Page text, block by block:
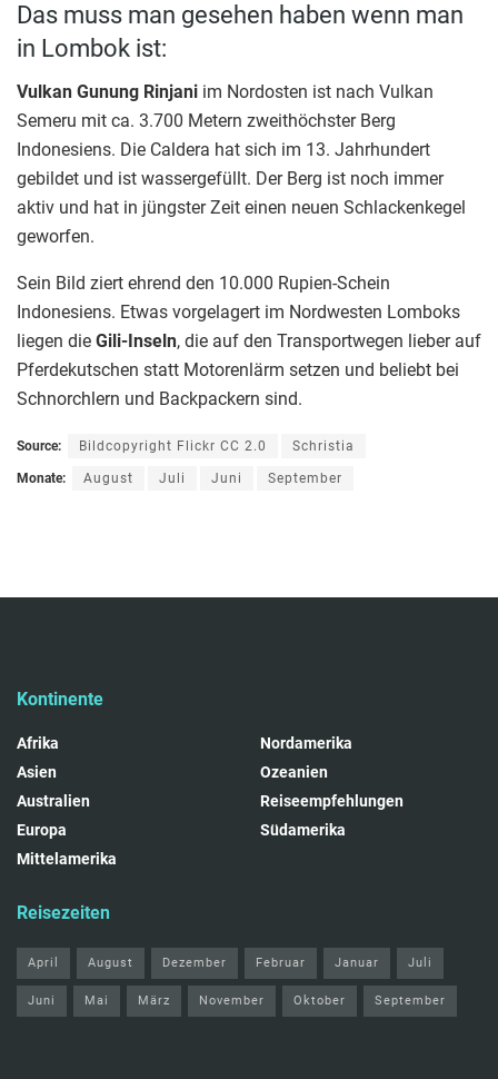
Das muss man gesehen haben wenn man
in Lombok ist:
Vulkan Gunung Rinjani im Nordosten ist nach Vulkan
Semeru mit ca. 3.700 Metern zweithöchster Berg
Indonesiens. Die Caldera hat sich im 13. Jahrhundert
gebildet und ist wassergefüllt. Der Berg ist noch immer
aktiv und hat in jüngster Zeit einen neuen Schlackenkegel
geworfen.
Sein Bild ziert ehrend den 10.000 Rupien-Schein
Indonesiens. Etwas vorgelagert im Nordwesten Lomboks
liegen die Gili-Inseln, die auf den Transportwegen lieber auf
Pferdekutschen statt Motorenlärm setzen und beliebt bei
Schnorchlern und Backpackern sind.
Source: Bildcopyright Flickr CC 2.0 Schristia
Monate: August Juli Juni September
Kontinente
Afrika
Asien
Australien
Europa
Mittelamerika
Nordamerika
Ozeanien
Reiseempfehlungen
Südamerika
Reisezeiten
April August Dezember Februar Januar Juli
Juni Mai März November Oktober September